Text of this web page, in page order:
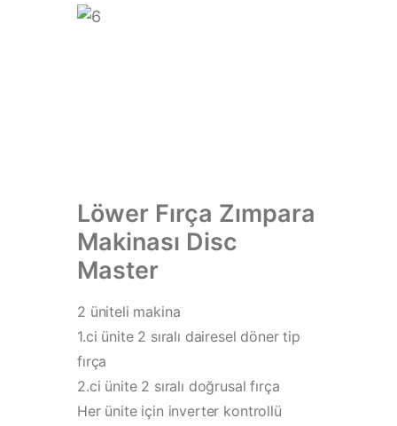
Löwer Fırça Zımpara
Makinası Disc
Master
2 üniteli makina
1.ci ünite 2 sıralı dairesel döner tip
fırça
2.ci ünite 2 sıralı doğrusal fırça
Her ünite için inverter kontrollü